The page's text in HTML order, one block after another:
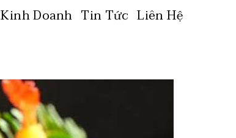
Kinh Doanh Tin Tức Liên Hệ